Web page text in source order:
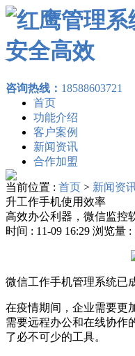
咨询热线： 18588603721
首页
功能介绍
客户案例
新闻资讯
合作加盟
当前位置 : 首页 > 新闻资
升工作手机使用效率
高效办公利器，微信监控
时间 : 11-09 16:29 浏览量 :
微信工作手机管理系统已
在疫情期间，企业需要更
需要远程办公和在线协作
了必不可少的工具。